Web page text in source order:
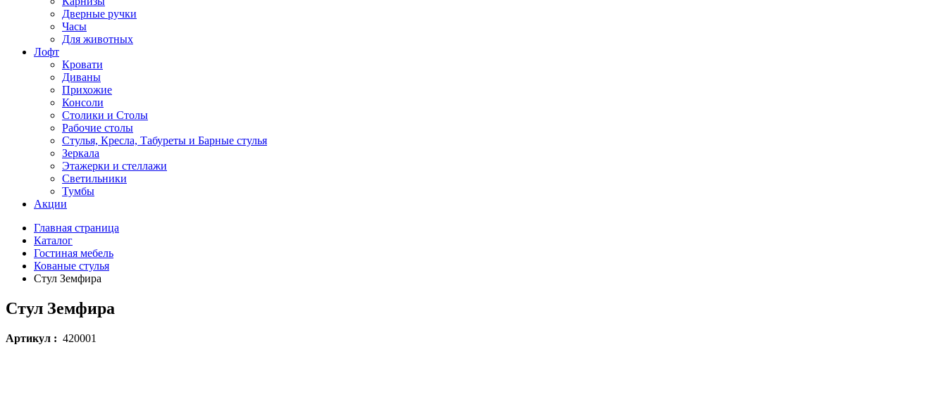
Дверные ручки
Часы
Для животных
Лофт
Кровати
Диваны
Прихожие
Консоли
Столики и Столы
Рабочие столы
Стулья, Кресла, Табуреты и Барные стулья
Зеркала
Этажерки и стеллажи
Светильники
Тумбы
Акции
Главная страница
Каталог
Гостиная мебель
Кованые стулья
Стул Земфира
Стул Земфира
Артикул : 420001